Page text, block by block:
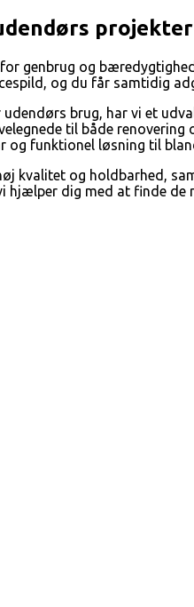
projekter
genbrug og
og du får samtidig
brug, har vi et
til både
og funktionel løsning til
kvalitet og holdbarhed,
hjælper dig med at finde de